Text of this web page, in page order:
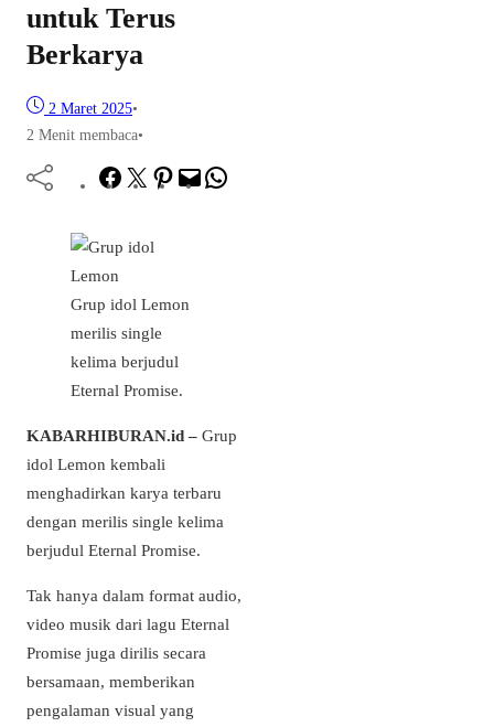
untuk Terus
Berkarya
2 Maret 2025•
2 Menit membaca•
Facebook
TwitterPinterest
Mail
Grup idol Lemon
merilis single
kelima berjudul
Eternal Promise.
KABARHIBURAN.id – Grup
idol Lemon kembali
menghadirkan karya terbaru
dengan merilis single kelima
berjudul Eternal Promise.
Tak hanya dalam format audio,
video musik dari lagu Eternal
Promise juga dirilis secara
bersamaan, memberikan
pengalaman visual yang